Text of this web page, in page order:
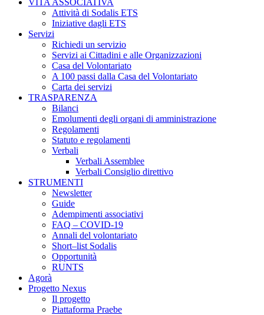
Attività di Sodalis ETS
Iniziative dagli ETS
Servizi
Richiedi un servizio
Servizi ai Cittadini e alle Organizzazioni
Casa del Volontariato
A 100 passi dalla Casa del Volontariato
Carta dei servizi
TRASPARENZA
Bilanci
Emolumenti degli organi di amministrazione
Regolamenti
Statuto e regolamenti
Verbali
Verbali Assemblee
Verbali Consiglio direttivo
STRUMENTI
Newsletter
Guide
Adempimenti associativi
FAQ – COVID-19
Annali del volontariato
Short–list Sodalis
Opportunità
RUNTS
Agorà
Progetto Nexus
Il progetto
Piattaforma Praebe